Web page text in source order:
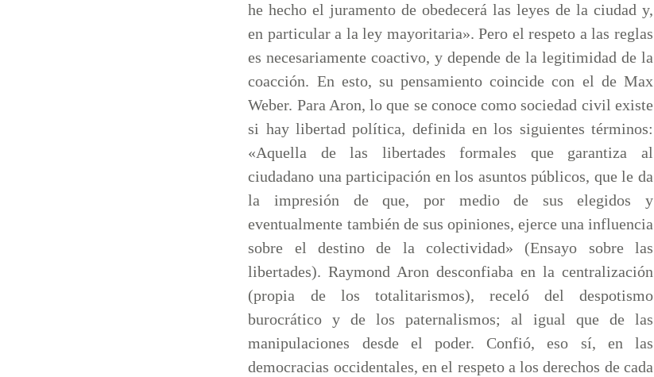
he hecho el juramento de obedecerá las leyes de la ciudad y,
en particular a la ley mayoritaria». Pero el respeto a las reglas
es necesariamente coactivo, y depende de la legitimidad de la
coacción. En esto, su pensamiento coincide con el de Max
Weber. Para Aron, lo que se conoce como sociedad civil existe
si hay libertad política, definida en los siguientes términos:
«Aquella de las libertades formales que garantiza al
ciudadano una participación en los asuntos públicos, que le da
la impresión de que, por medio de sus elegidos y
eventualmente también de sus opiniones, ejerce una influencia
sobre el destino de la colectividad» (Ensayo sobre las
libertades). Raymond Aron desconfiaba en la centralización
(propia de los totalitarismos), receló del despotismo
burocrático y de los paternalismos; al igual que de las
manipulaciones desde el poder. Confió, eso sí, en las
democracias occidentales, en el respeto a los derechos de cada